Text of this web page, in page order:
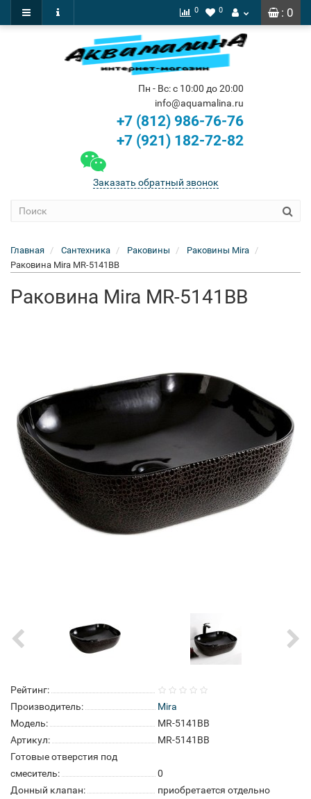
: 0
0 0
Пн - Вс: с 10:00 до 20:00
info@aquamalina.ru
+7 (812) 986-76-76
+7 (921) 182-72-82
Заказать обратный звонок
Главная Сантехника Раковины
Раковины Mira
Раковина Mira MR-5141BB
Раковина Mira MR-5141BB
Рейтинг:
Производитель:
Mira
Модель:
MR-5141BB
Артикул:
MR-5141BB
Готовые отверстия под
смеситель:
0
Донный клапан:
приобретается отдельно